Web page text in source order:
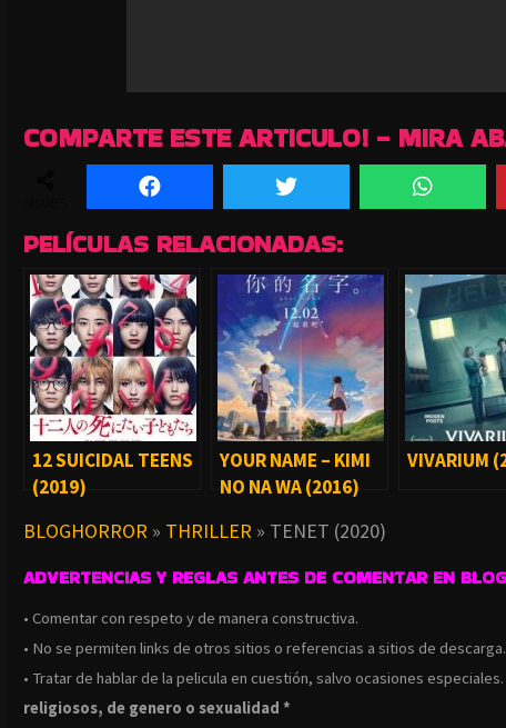
COMPARTE ESTE ARTICULO! - MIRA
PELÍCULAS RELACIONADAS:
12 SUICIDAL TEENS
(2019)
YOUR NAME – KIMI
NO NA WA (2016)
VIVARIUM
BLOGHORROR » THRILLER » TENET (2020)
ADVERTENCIAS Y REGLAS ANTES DE COMENTAR EN
• Comentar con respeto y de manera constructiva.
• No se permiten links de otros sitios o referencias a sitios de
• Tratar de hablar de la pelicula en cuestión, salvo ocasiones especiales.
religiosos, de genero o sexualidad *